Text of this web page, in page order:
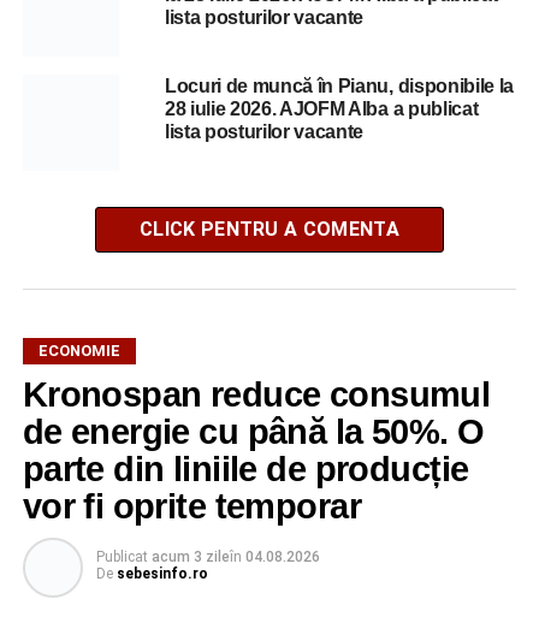
lista posturilor vacante
Locuri de muncă în Pianu, disponibile la
28 iulie 2026. AJOFM Alba a publicat
lista posturilor vacante
CLICK PENTRU A COMENTA
ECONOMIE
Kronospan reduce consumul
de energie cu până la 50%. O
parte din liniile de producție
vor fi oprite temporar
Publicat acum 3 zileîn 04.08.2026
De sebesinfo.ro